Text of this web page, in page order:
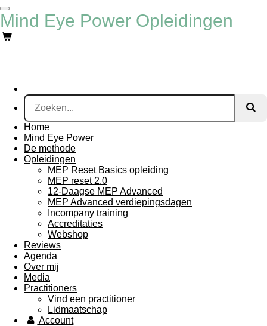
Ga
direct
naar
de
Mind Eye Power Opleidingen
Home
Mind Eye Power
De methode
Opleidingen
MEP Reset Basics opleiding
MEP reset 2.0
12-Daagse MEP Advanced
MEP Advanced verdiepingsdagen
Incompany training
Accreditaties
Webshop
Reviews
Agenda
Over mij
Media
Practitioners
Vind een practitioner
Lidmaatschap
Account